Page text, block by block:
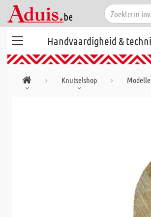
Handvaardigheid &
Knutselshop